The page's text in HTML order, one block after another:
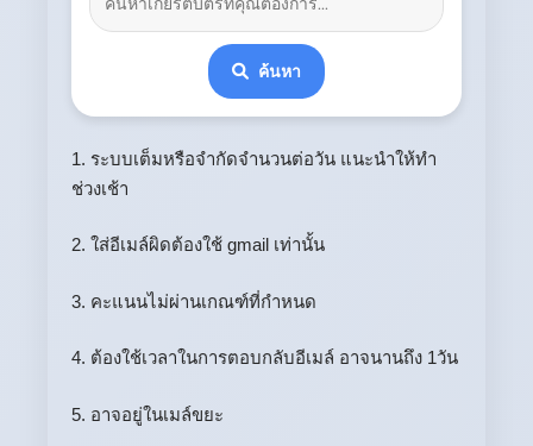
ค้นหา
1. ระบบเต็มหรือจำกัดจำนวนต่อวัน แนะนำให้ทำ
ช่วงเช้า
2. ใส่อีเมล์ผิดต้องใช้ gmail เท่านั้น
3. คะแนนไม่ผ่านเกณฑ์ที่กำหนด
4. ต้องใช้เวลาในการตอบกลับอีเมล์ อาจนานถึง 1วัน
5. อาจอยู่ในเมล์ขยะ